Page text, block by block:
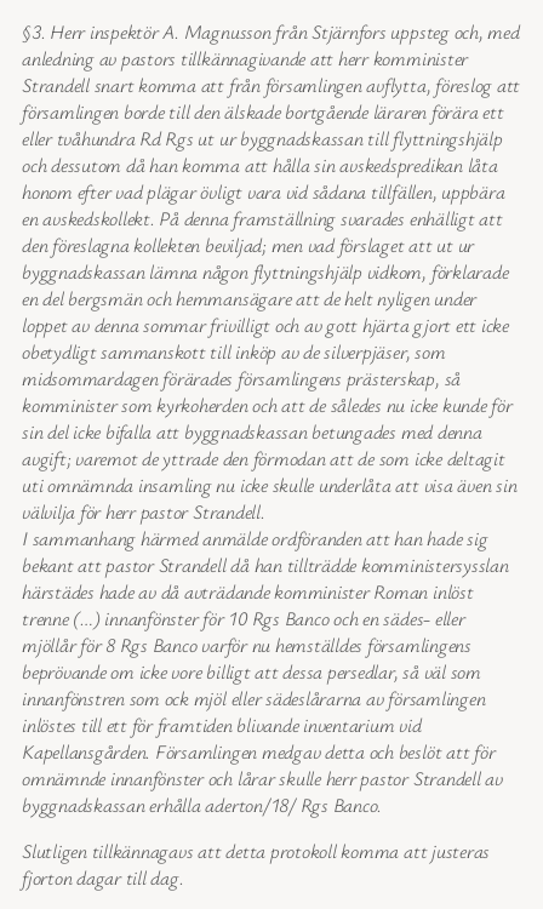
§3. Herr inspektör A. Magnusson från Stjärnfors uppsteg och, med
anledning av pastors tillkännagivande att herr komminister
Strandell snart komma att från församlingen avflytta, föreslog att
församlingen borde till den älskade bortgående läraren förära ett
eller tvåhundra Rd Rgs ut ur byggnadskassan till flyttningshjälp
och dessutom då han komma att hålla sin avskedspredikan låta
honom efter vad plägar övligt vara vid sådana tillfällen, uppbära
en avskedskollekt. På denna framställning svarades enhälligt att
den föreslagna kollekten beviljad; men vad förslaget att ut ur
byggnadskassan lämna någon flyttningshjälp vidkom, förklarade
en del bergsmän och hemmansägare att de helt nyligen under
loppet av denna sommar frivilligt och av gott hjärta gjort ett icke
obetydligt sammanskott till inköp av de silverpjäser, som
midsommardagen förärades församlingens prästerskap, så
komminister som kyrkoherden och att de således nu icke kunde för
sin del icke bifalla att byggnadskassan betungades med denna
avgift; varemot de yttrade den förmodan att de som icke deltagit
uti omnämnda insamling nu icke skulle underlåta att visa även sin
välvilja för herr pastor Strandell.
I sammanhang härmed anmälde ordföranden att han hade sig
bekant att pastor Strandell då han tillträdde komministersysslan
härstädes hade av då avträdande komminister Roman inlöst
trenne (…) innanfönster för 10 Rgs Banco och en sädes- eller
mjöllår för 8 Rgs Banco varför nu hemställdes församlingens
beprövande om icke vore billigt att dessa persedlar, så väl som
innanfönstren som ock mjöl eller sädeslårarna av församlingen
inlöstes till ett för framtiden blivande inventarium vid
Kapellansgården. Församlingen medgav detta och beslöt att för
omnämnde innanfönster och lårar skulle herr pastor Strandell av
byggnadskassan erhålla aderton/18/ Rgs Banco.
Slutligen tillkännagavs att detta protokoll komma att justeras
fjorton dagar till dag.